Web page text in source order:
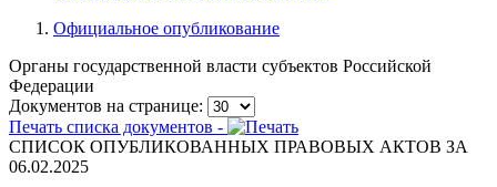
Официальное опубликование
Органы государственной власти субъектов Российской
Федерации
Документов на странице:
Печать списка документов -
СПИСОК ОПУБЛИКОВАННЫХ ПРАВОВЫХ АКТОВ ЗА
06.02.2025